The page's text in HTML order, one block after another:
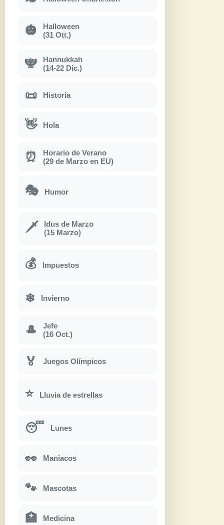
🎃
Halloween
(31 Ott.)
🕎
Hannukkah
(14-22 Dic.)
📜 Historia
👋 Hola
⏰
Horario de Verano
(29 de Marzo en EU)
🎭 Humor
🗡
Idus de Marzo
(15 Marzo)
💰 Impuestos
❄ Invierno
🎩
Jefe
(16 Oct.)
🏅 Juegos Olímpicos
⭐ Lluvia de estrellas
😴 Lunes
👀 Maniacos
🐾 Mascotas
🏥 Medicina